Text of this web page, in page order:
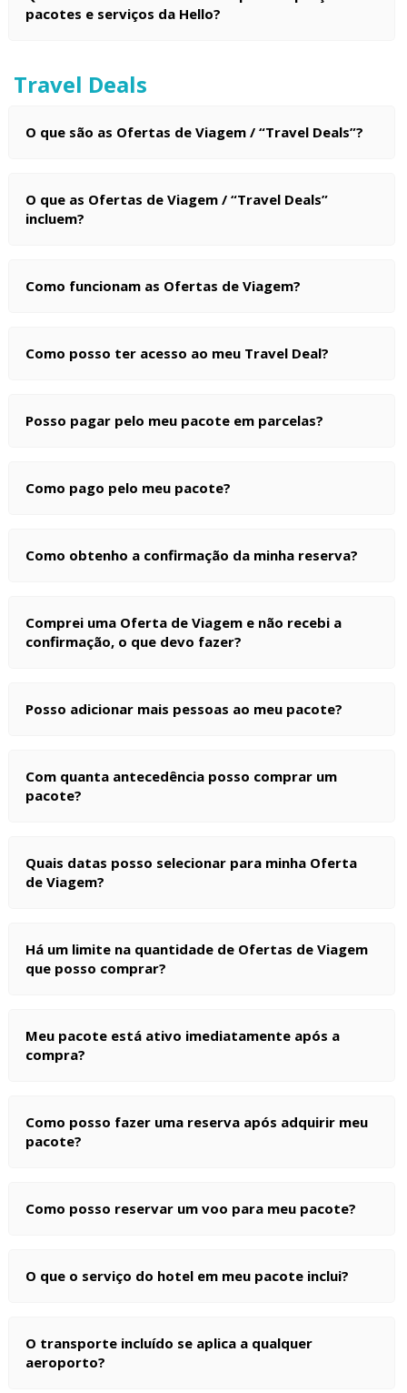
pacotes e serviços da Hello?
Travel Deals
O que são as Ofertas de Viagem / “Travel Deals”?
O que as Ofertas de Viagem / “Travel Deals”
incluem?
Como funcionam as Ofertas de Viagem?
Como posso ter acesso ao meu Travel Deal?
Posso pagar pelo meu pacote em parcelas?
Como pago pelo meu pacote?
Como obtenho a confirmação da minha reserva?
Comprei uma Oferta de Viagem e não recebi a
confirmação, o que devo fazer?
Posso adicionar mais pessoas ao meu pacote?
Com quanta antecedência posso comprar um
pacote?
Quais datas posso selecionar para minha Oferta
de Viagem?
Há um limite na quantidade de Ofertas de Viagem
que posso comprar?
Meu pacote está ativo imediatamente após a
compra?
Como posso fazer uma reserva após adquirir meu
pacote?
Como posso reservar um voo para meu pacote?
O que o serviço do hotel em meu pacote inclui?
O transporte incluído se aplica a qualquer
aeroporto?